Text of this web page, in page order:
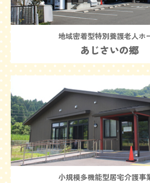
地域密着型特別養護老人ホ
あじさいの郷
小規模多機能型居宅介護事